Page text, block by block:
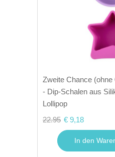
Zweite Chance
- Dip-Schalen aus
Lollipop
22.95 € 9,18
In den